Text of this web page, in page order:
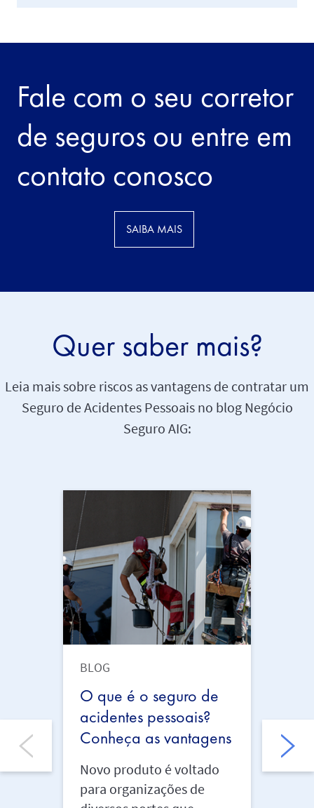
Fale com o seu corretor
de seguros ou entre em
contato conosco
SAIBA MAIS
Quer saber mais?
Leia mais sobre riscos as vantagens de contratar um
Seguro de Acidentes Pessoais no blog Negócio
Seguro AIG:
BLOG
O que é o seguro de
acidentes pessoais?
Conheça as vantagens
Novo produto é voltado
para organizações de
se